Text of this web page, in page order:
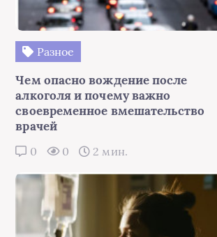
Разное
Чем опасно вождение после
алкоголя и почему важно
своевременное вмешательство
врачей
0 0 2 мин.